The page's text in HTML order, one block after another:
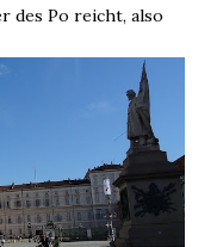
des Po reicht, also